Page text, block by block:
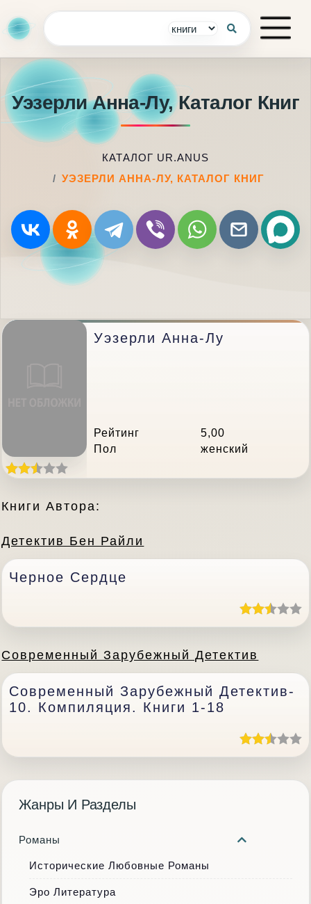
Уэзерли Анна-Лу, Каталог Книг
КАТАЛОГ UR.ANUS
УЭЗЕРЛИ АННА-ЛУ, КАТАЛОГ КНИГ
Уэзерли Анна-Лу
Рейтинг
5,00
Пол
женский
Книги Автора:
Детектив Бен Райли
Черное Сердце
Современный Зарубежный Детектив
Современный Зарубежный Детектив-
10. Компиляция. Книги 1-18
Жанры И Разделы
Романы
Исторические Любовные Романы
Эро Литература